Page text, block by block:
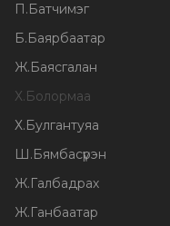
П.Батчимэг
Б.Баярбаатар
Ж.Баясгалан
Х.Болормаа
Х.Булгантуяа
Ш.Бямбасүрэн
Ж.Галбадрах
Ж.Ганбаатар